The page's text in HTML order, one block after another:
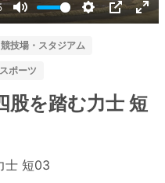
Mute Settings
PIP
競技場・スタジアム
ポーツ
股を踏む力士 短
士 短03